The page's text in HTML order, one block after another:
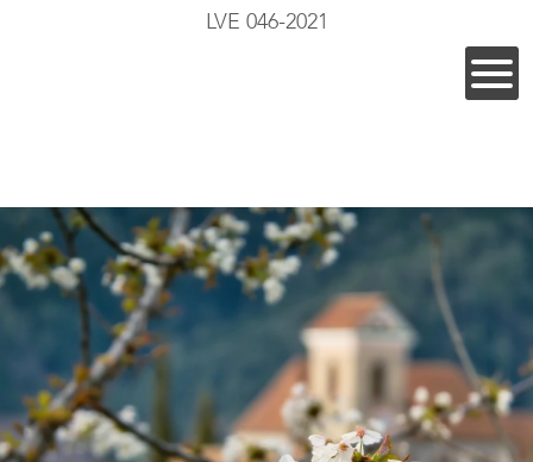
LVE 046-2021